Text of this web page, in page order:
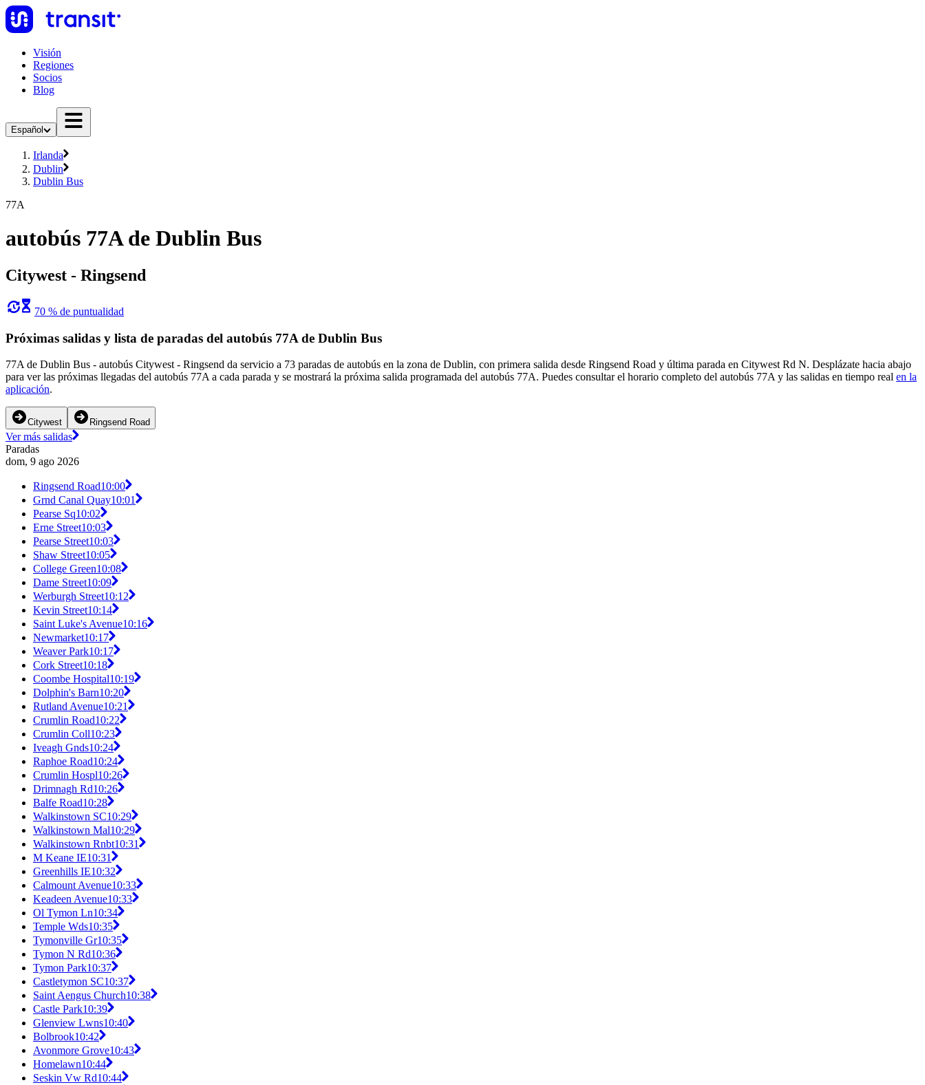
Visión
Regiones
Socios
Blog
Español
Irlanda
Dublin
Dublin Bus
77A
autobús 77A de Dublin Bus
Citywest - Ringsend
70 % de puntualidad
Próximas salidas y lista de paradas del autobús 77A de Dublin Bus
77A de Dublin Bus - autobús Citywest - Ringsend da servicio a 73 paradas de autobús en la zona de Dublin, con primera salida desde Ringsend Road y última parada en Citywest Rd N. Desplázate hacia abajo
para ver las próximas llegadas del autobús 77A a cada parada y se mostrará la próxima salida programada del autobús 77A. Puedes consultar el horario completo del autobús 77A y las salidas en tiempo real en la
aplicación.
Citywest Ringsend Road
Ver más salidas
Paradas
dom, 9 ago 2026
Ringsend Road10:00
Grnd Canal Quay10:01
Pearse Sq10:02
Erne Street10:03
Pearse Street10:03
Shaw Street10:05
College Green10:08
Dame Street10:09
Werburgh Street10:12
Kevin Street10:14
Saint Luke's Avenue10:16
Newmarket10:17
Weaver Park10:17
Cork Street10:18
Coombe Hospital10:19
Dolphin's Barn10:20
Rutland Avenue10:21
Crumlin Road10:22
Crumlin Coll10:23
Iveagh Gnds10:24
Raphoe Road10:24
Crumlin Hospl10:26
Drimnagh Rd10:26
Balfe Road10:28
Walkinstown SC10:29
Walkinstown Mal10:29
Walkinstown Rnbt10:31
M Keane IE10:31
Greenhills IE10:32
Calmount Avenue10:33
Keadeen Avenue10:33
Ol Tymon Ln10:34
Temple Wds10:35
Tymonville Gr10:35
Tymon N Rd10:36
Tymon Park10:37
Castletymon SC10:37
Saint Aengus Church10:38
Castle Park10:39
Glenview Lwns10:40
Bolbrook10:42
Avonmore Grove10:43
Homelawn10:44
Seskin Vw Rd10:44